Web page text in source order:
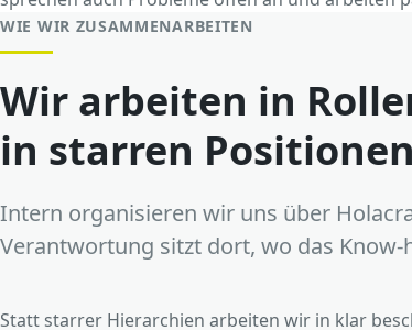
WIE WIR ZUSAMMENARBEITEN
Wir arbeiten in
in starren Positionen
Intern organisieren wir uns über
Verantwortung sitzt dort, wo das Know-
Statt starrer Hierarchien arbeiten wir in klar